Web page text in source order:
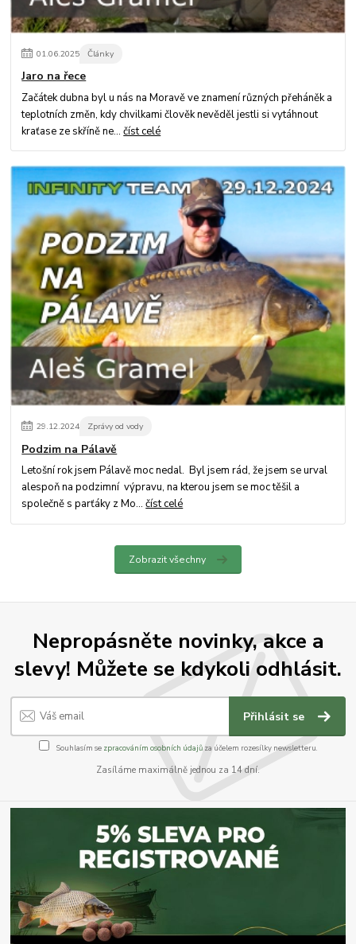
01.06.2025 Články
Jaro na řece
Začátek dubna byl u nás na Moravě ve znamení různých přeháněk a
teplotních změn, kdy chvilkami člověk nevěděl jestli si vytáhnout
kraťase ze skříně ne...číst celé
29.12.2024 Zprávy od vody
Podzim na Pálavě
Letošní rok jsem Pálavě moc nedal. Byl jsem rád, že jsem se urval
alespoň na podzimní výpravu, na kterou jsem se moc těšil a
společně s parťáky z Mo...číst celé
Zobrazit všechny
Nepropásněte novinky, akce a
slevy! Můžete se kdykoli odhlásit.
Přihlásit se
Souhlasím se zpracováním osobních údajůza účelem rozesílky newsletteru.
Zasíláme maximálně jednou za 14 dní.